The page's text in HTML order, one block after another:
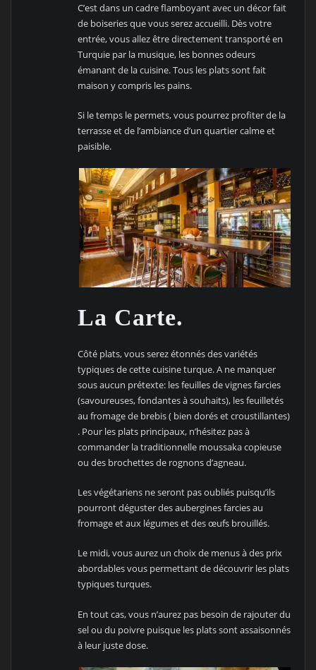
C’est dans un cadre flamboyant avec un décor fait
de boiseries que vous serez accueilli. Dès votre
entrée, vous allez être directement transporté en
Turquie par la musique, les bonnes odeurs
émanant de la cuisine. Tous les plats sont fait
maison y compris les pains.
Si le temps le permets, vous pourrez profiter de la
terrasse et de l’ambiance d’un quartier calme et
paisible.
La Carte.
Côté plats, vous serez étonnés des variétés
typiques de cette cuisine turque. A ne manquer
sous aucun prétexte: les feuilles de vignes farcies
(savoureuses, fondantes à souhaits), les feuilletés
au fromage de brebis ( bien dorés et croustillantes)
. Pour les plats principaux, n’hésitez pas à
commander la traditionnelle moussaka copieuse
ou des brochettes de rognons d’agneau.
Les végétariens ne seront pas oubliés puisqu’ils
pourront déguster des aubergines farcies au
fromage et aux légumes et des œufs brouillés.
Le midi, vous aurez un choix de menus à des prix
abordables vous permettant de découvrir les plats
typiques turques.
En tout cas, vous n’aurez pas besoin de rajouter du
sel ou du poivre puisque les plats sont assaisonnés
à leur juste dose.